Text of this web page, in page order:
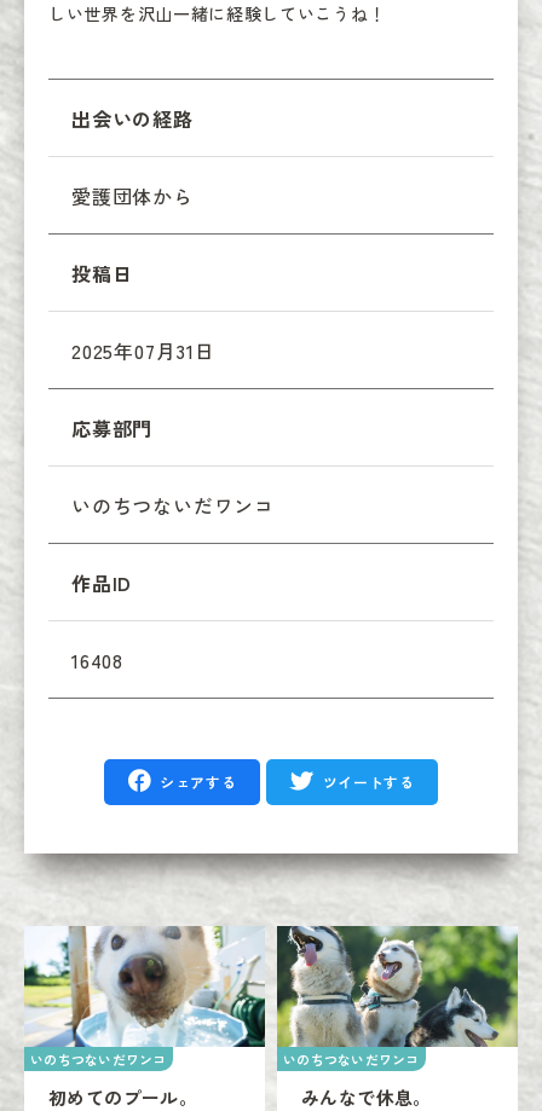
しい世界を沢山一緒に経験していこうね！
出会いの経路
愛護団体から
投稿日
2025年07月31日
応募部門
いのちつないだワンコ
作品ID
16408
シェアする ツイートする
いのちつないだワンコ
初めてのプール。
いのちつないだワンコ
みんなで休息。